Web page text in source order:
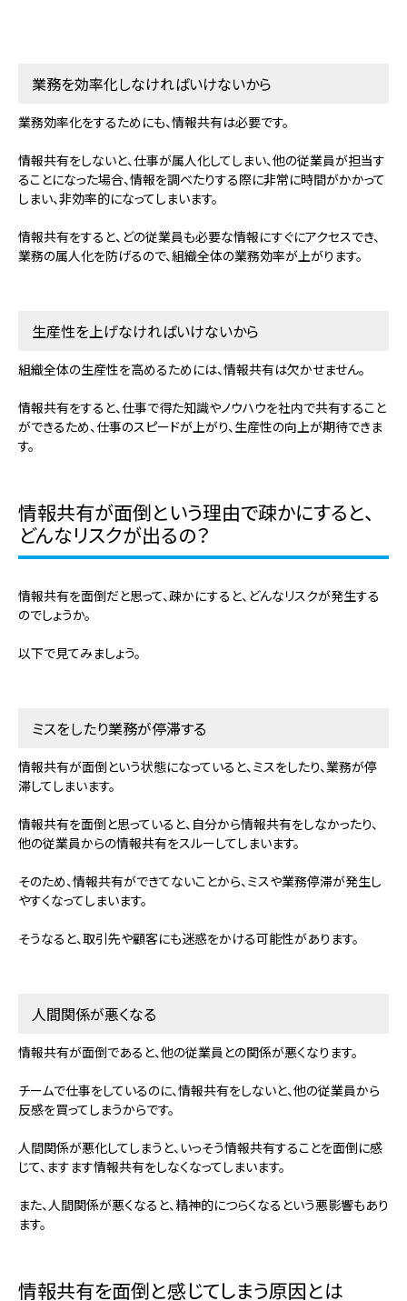
業務を効率化しなければいけないから
業務効率化をするためにも、情報共有は必要です。
情報共有をしないと、仕事が属人化してしまい、他の従業員が担当す
ることになった場合、情報を調べたりする際に非常に時間がかかって
しまい、非効率的になってしまいます。
情報共有をすると、どの従業員も必要な情報にすぐにアクセスでき、
業務の属人化を防げるので、組織全体の業務効率が上がります。
生産性を上げなければいけないから
組織全体の生産性を高めるためには、情報共有は欠かせません。
情報共有をすると、仕事で得た知識やノウハウを社内で共有すること
ができるため、仕事のスピードが上がり、生産性の向上が期待できま
す。
情報共有が面倒という理由で疎かにすると、
どんなリスクが出るの？
情報共有を面倒だと思って、疎かにすると、どんなリスクが発生する
のでしょうか。
以下で見てみましょう。
ミスをしたり業務が停滞する
情報共有が面倒という状態になっていると、ミスをしたり、業務が停
滞してしまいます。
情報共有を面倒と思っていると、自分から情報共有をしなかったり、
他の従業員からの情報共有をスルーしてしまいます。
そのため、情報共有ができてないことから、ミスや業務停滞が発生し
やすくなってしまいます。
そうなると、取引先や顧客にも迷惑をかける可能性があります。
人間関係が悪くなる
情報共有が面倒であると、他の従業員との関係が悪くなります。
チームで仕事をしているのに、情報共有をしないと、他の従業員から
反感を買ってしまうからです。
人間関係が悪化してしまうと、いっそう情報共有することを面倒に感
じて、ますます情報共有をしなくなってしまいます。
また、人間関係が悪くなると、精神的につらくなるという悪影響もあり
ます。
情報共有を面倒と感じてしまう原因とは